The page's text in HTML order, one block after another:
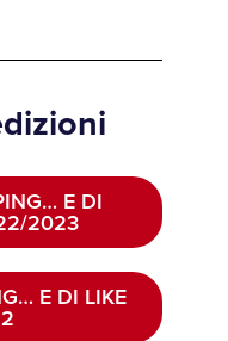
E DI
2023
E DI LIKE